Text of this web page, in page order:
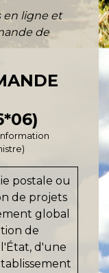
en ligne et
de
postale ou
de projets
global
de
d'une